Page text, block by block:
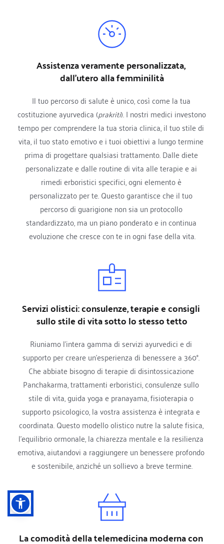
Assistenza veramente personalizzata,
dall'utero alla femminilità
Il tuo percorso di salute è unico, così come la tua
costituzione ayurvedica (prakriti). I nostri medici investono
tempo per comprendere la tua storia clinica, il tuo stile di
vita, il tuo stato emotivo e i tuoi obiettivi a lungo termine
prima di progettare qualsiasi trattamento. Dalle diete
personalizzate e dalle routine di vita alle terapie e ai
rimedi erboristici specifici, ogni elemento è
personalizzato per te. Questo garantisce che il tuo
percorso di guarigione non sia un protocollo
standardizzato, ma un piano ponderato e in continua
evoluzione che cresce con te in ogni fase della vita.
Servizi olistici: consulenze, terapie e consigli
sullo stile di vita sotto lo stesso tetto
Riuniamo l'intera gamma di servizi ayurvedici e di
supporto per creare un'esperienza di benessere a 360°.
Che abbiate bisogno di terapie di disintossicazione
Panchakarma, trattamenti erboristici, consulenze sullo
stile di vita, guida yoga e pranayama, fisioterapia o
supporto psicologico, la vostra assistenza è integrata e
coordinata. Questo modello olistico nutre la salute fisica,
l'equilibrio ormonale, la chiarezza mentale e la resilienza
emotiva, aiutandovi a raggiungere un benessere profondo
e sostenibile, anziché un sollievo a breve termine.
La comodità della telemedicina moderna con